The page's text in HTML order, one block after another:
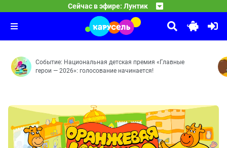
Сейчас в эфире: Лунтик
Ритм — Игра — Карта — Потеря памяти — Роль —
03:00
Смешарики
Бойкот — Невидимка — Сувенир — Фанерное солнце
10 ЛЕТ ВОЛШЕБСТВА. Сказочный патруль
Часовых дел мастерица — Доспехи богатыря — Баю-
Событие: Национальная детская премия «Главные
герои — 2026»: голосование начинается!